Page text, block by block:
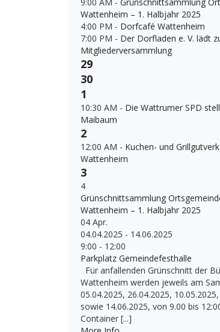
Wattenheim – 1. Halbjahr 2025
4:00 PM - Dorfcafé Wattenheim
7:00 PM - Der Dorfladen e. V. lädt
Mitgliederversammlung
29
30
1
10:30 AM - Die Wattrumer SPD
Maibaum
2
12:00 AM - Kuchen- und
Wattenheim
3
4
Grünschnittsammlung
Wattenheim – 1. Halbjahr 2025
04 Apr.
04.04.2025 - 14.06.2025
9:00 - 12:00
Parkplatz Gemeindefesthalle
Für anfallenden Grünschnitt der
Wattenheim werden jeweils am
05.04.2025, 26.04.2025,
sowie 14.06.2025, von 9.00 bis
Container [...]